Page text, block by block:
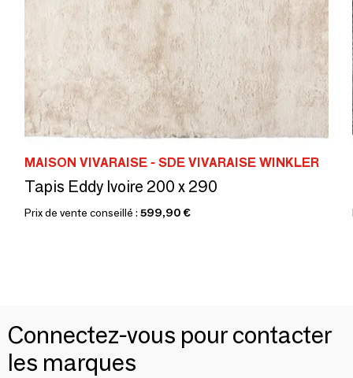
MAISON VIVARAISE - SDE VIVARAISE WINKLER
Tapis Eddy Ivoire 200 x 290
Prix de vente conseillé : 599,90 €
Connectez-vous pour contacter
les marques